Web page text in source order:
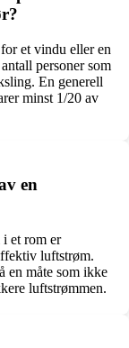
et vindu eller en
personer som
En generell
minst 1/20 av
en
i et rom er
luftstrøm.
en måte som ikke
luftstrømmen.